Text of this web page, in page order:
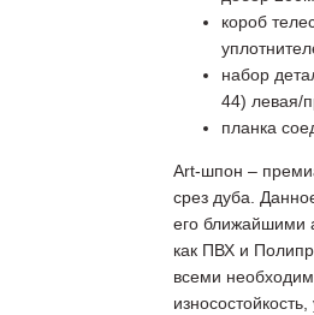
короб
набор
44) левая/
планка
Art-шпон –
срез дуба.
его ближайшими
как ПВХ и
всеми